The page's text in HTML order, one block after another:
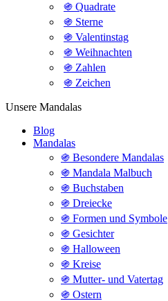
֍ Quadrate
֍ Sterne
֍ Valentinstag
֍ Weihnachten
֍ Zahlen
֍ Zeichen
Unsere Mandalas
Blog
Mandalas
֍ Besondere Mandalas
֍ Mandala Malbuch
֍ Buchstaben
֍ Dreiecke
֍ Formen und Symbole
֍ Gesichter
֍ Halloween
֍ Kreise
֍ Mutter- und Vatertag
֍ Ostern